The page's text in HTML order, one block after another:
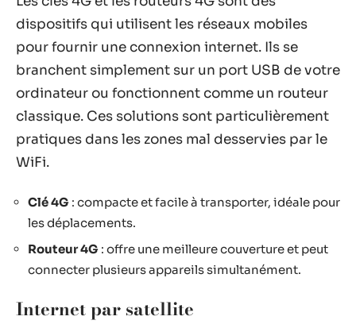
dispositifs qui utilisent les réseaux mobiles
pour fournir une connexion internet. Ils se
branchent simplement sur un port USB de votre
ordinateur ou fonctionnent comme un routeur
classique. Ces solutions sont particulièrement
pratiques dans les zones mal desservies par le
WiFi.
Clé 4G : compacte et facile à transporter, idéale pour
les déplacements.
Routeur 4G : offre une meilleure couverture et peut
connecter plusieurs appareils simultanément.
Internet par satellite